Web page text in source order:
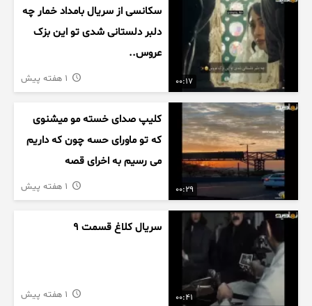
00:17
سکانسی از سریال بامداد خمار چه
دلبر دلستانی شدی تو این بزک
عروس..
00:29
کلیپ صدای خسته مو میشنوی
که تو ماورای حسه چون که داریم
می رسیم به اخرای قصه
00:41
سریال کلاغ قسمت 9